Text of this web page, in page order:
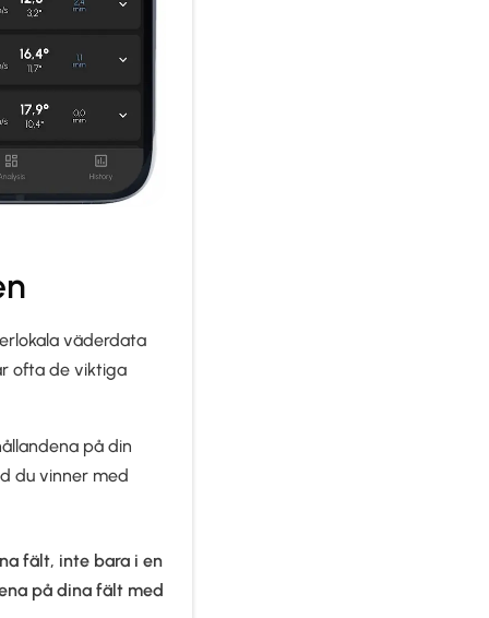
väderdata
ofta de viktiga
på din
du vinner med
fält, inte bara i en
på dina fält med